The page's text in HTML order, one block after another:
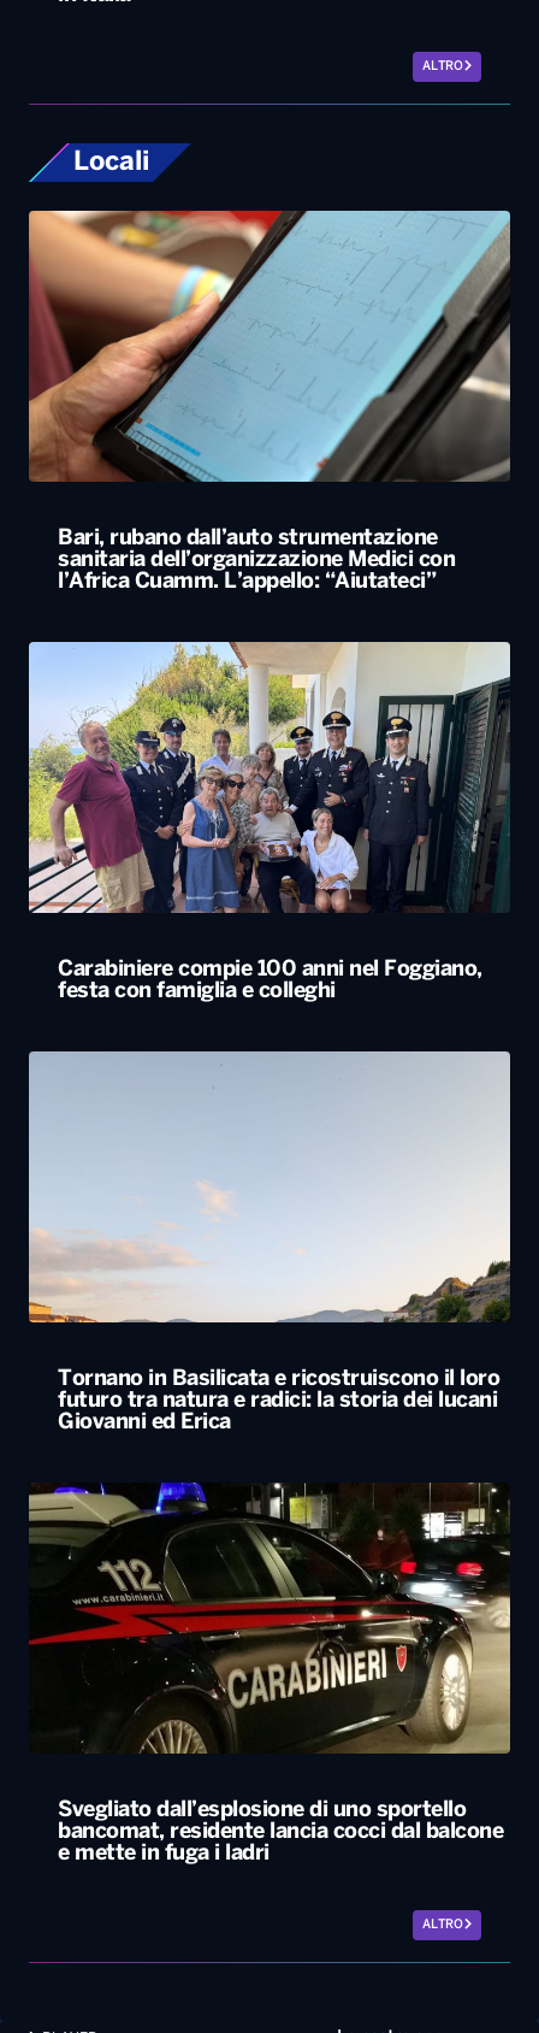
Bari, rubano dall’auto strumentazione
sanitaria dell’organizzazione Medici con
l’Africa Cuamm. L’appello: “Aiutateci”
Carabiniere compie 100 anni nel Foggiano,
festa con famiglia e colleghi
Tornano in Basilicata e ricostruiscono il loro
futuro tra natura e radici: la storia dei lucani
Giovanni ed Erica
Svegliato dall’esplosione di uno sportello
bancomat, residente lancia cocci dal balcone
e mette in fuga i ladri
ALTRO
PLAYER